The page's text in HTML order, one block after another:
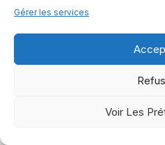
Gérer les services
Voir Les
Manège équestre prix :
Lire La